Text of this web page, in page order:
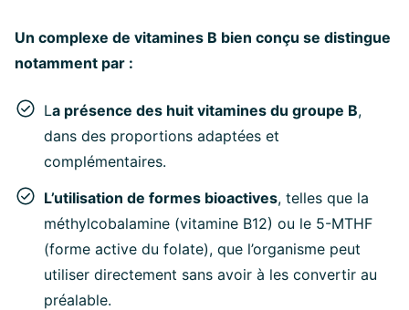
Un complexe de vitamines B bien conçu se distingue
notamment par :
La présence des huit vitamines du groupe B,
dans des proportions adaptées et
complémentaires.
L’utilisation de formes bioactives, telles que la
méthylcobalamine (vitamine B12) ou le 5-MTHF
(forme active du folate), que l’organisme peut
utiliser directement sans avoir à les convertir au
préalable.